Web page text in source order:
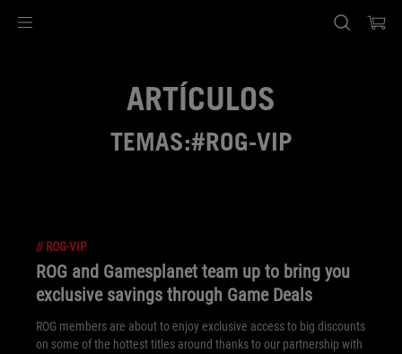
ARTÍCULOS
TEMAS:#ROG-VIP
// ROG-VIP
ROG and Gamesplanet team up to bring you
exclusive savings through Game Deals
ROG members are about to enjoy exclusive access to big discounts
on some of the hottest titles around thanks to our partnership with